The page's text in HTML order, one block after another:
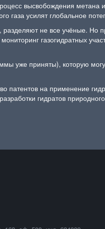
высвобождения метана
газа усилят глобальное
разделяют не все учёные.
газогидратных
уже приняты), которую
на применение
гидратов